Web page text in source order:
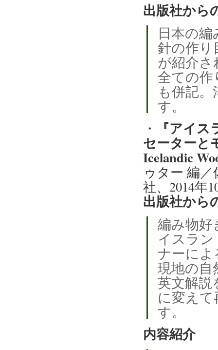
出版社から
日本の
針の作り
が紹介
全ての
も併記
す。
・ 『アイ
セーターと
Icelandic
ゥター 編
社、2014年
出版社から
編み物
イスラ
ナーによ
現地の自
英文解説
に変え
す。
内容紹介